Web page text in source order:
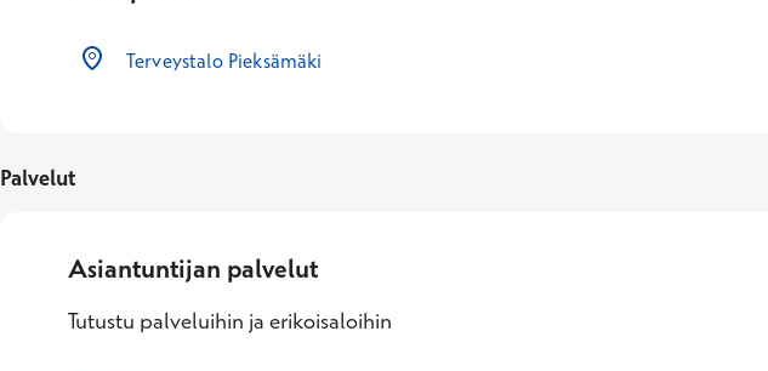
Terveystalo Pieksämäki
Palvelut
Asiantuntijan palvelut
Tutustu palveluihin ja erikoisaloihin